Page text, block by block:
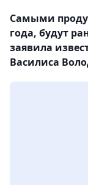
Самыми
года, будут
заявила
Василиса